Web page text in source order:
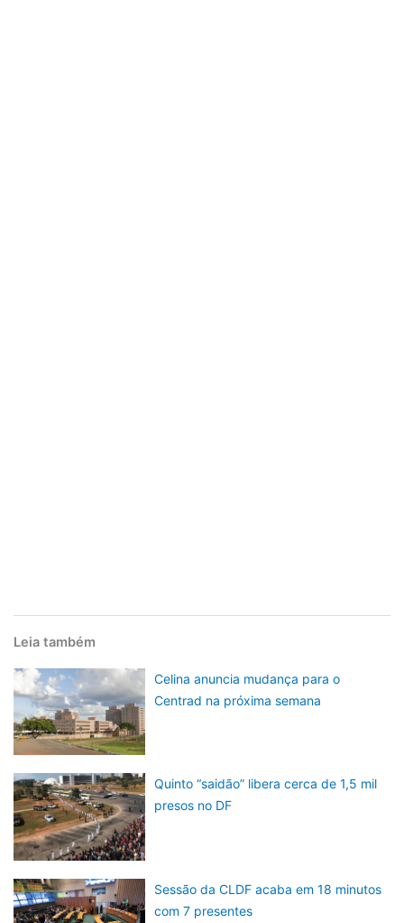
Leia também
Celina anuncia mudança para o
Centrad na próxima semana
Quinto “saidão” libera cerca de 1,5 mil
presos no DF
Sessão da CLDF acaba em 18 minutos
com 7 presentes